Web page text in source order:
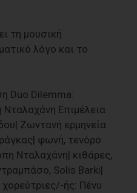
τη μουσική
λόγο και το
Duo Dilemma:
Επιμέλεια
Ζωντανή ερμηνεία
φωνή, τενόρο
Νταλαχάνη| κιθάρες,
Solis Barki|
ής: Πένυ